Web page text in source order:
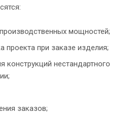
мощностей;
проекта при заказе изделия;
конструкций нестандартного
заказов;